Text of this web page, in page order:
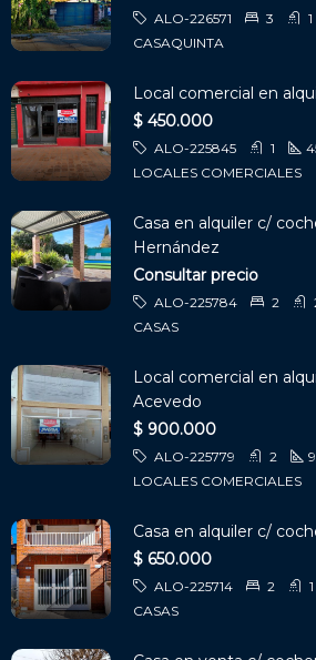
ALO-226571 3 1
CASAQUINTA
Local comercial en
$ 450.000
ALO-225845 1
LOCALES COMERCIALES
Casa en alquiler c/
Hernández
Consultar precio
ALO-225784 2
CASAS
Local comercial en
Acevedo
$ 900.000
ALO-225779 2
LOCALES COMERCIALES
Casa en alquiler c/
$ 650.000
ALO-225714 2 1
CASAS